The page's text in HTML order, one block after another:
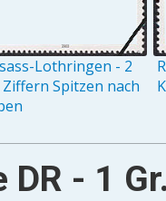
Lothringen - 2
Ziffern Spitzen nach
DR - 1